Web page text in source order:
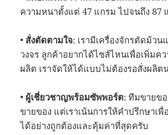
ความหนาตั้งแต่ 47 แกรม ไปจนถึง 87
• สั่งตัดตามใจ: เรามีเครื่องจักรตัดม้ว
วงจร ลูกค้าอยากได้ไซส์ไหนเพื่อเพิ่มคว
ผลิต เราจัดให้ได้แบบไม่ต้องรอสั่งผลิต
• ผู้เชี่ยวชาญพร้อมซัพพอร์ต: ทีมขายขอ
ขายของ แต่เราเน้นการให้คำปรึกษาเ
ได้อย่างถูกต้องและคุ้มค่าที่สุดครับ